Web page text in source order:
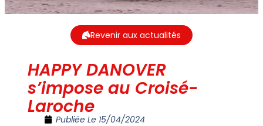
Revenir aux actualités
HAPPY DANOVER
s’impose au Croisé-
Laroche
Publiée Le 15/04/2024